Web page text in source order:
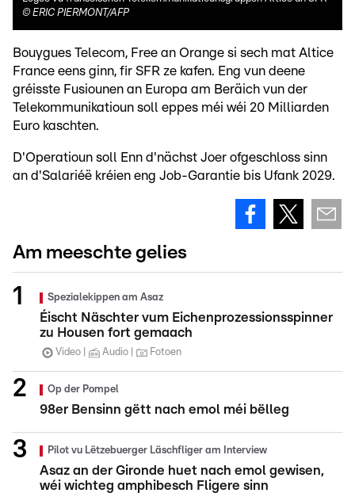
© ERIC PIERMONT/AFP
Bouygues Telecom, Free an Orange si sech mat Altice
France eens ginn, fir SFR ze kafen. Eng vun deene
gréisste Fusiounen an Europa am Beräich vun der
Telekommunikatioun soll eppes méi wéi 20 Milliarden
Euro kaschten.
D'Operatioun soll Enn d'nächst Joer ofgeschloss sinn
an d'Salariéë kréien eng Job-Garantie bis Ufank 2029.
Am meeschte gelies
Spezialekippen am Asaz
Éischt Näschter vum Eichenprozessionsspinner
zu Housen fort gemaach
Video Audio Fotoen
Op der Pompel
98er Bensinn gëtt nach emol méi bëlleg
Pilot vu Lëtzebuerger Läschfliger am Interview
Asaz an der Gironde huet nach emol gewisen,
wéi wichteg amphibesch Fligere sinn